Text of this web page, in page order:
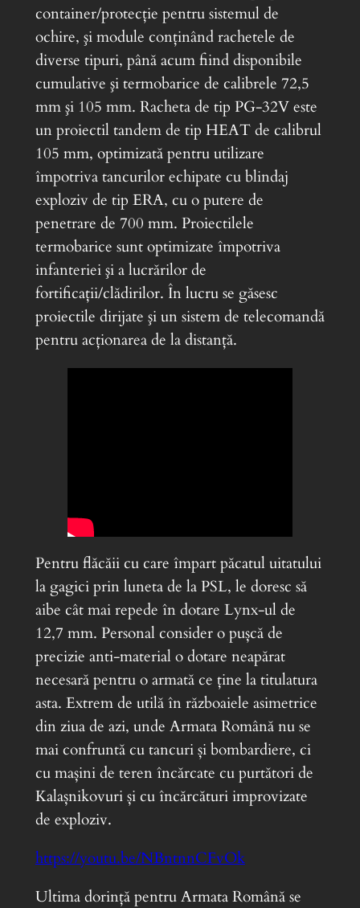
container/protecţie pentru sistemul de
ochire, şi module conţinând rachetele de
diverse tipuri, până acum fiind disponibile
cumulative şi termobarice de calibrele 72,5
mm şi 105 mm. Racheta de tip PG-32V este
un proiectil tandem de tip HEAT de calibrul
105 mm, optimizată pentru utilizare
împotriva tancurilor echipate cu blindaj
exploziv de tip ERA, cu o putere de
penetrare de 700 mm. Proiectilele
termobarice sunt optimizate împotriva
infanteriei şi a lucrărilor de
fortificaţii/clădirilor. În lucru se găsesc
proiectile dirijate şi un sistem de telecomandă
pentru acţionarea de la distanţă.
Pentru flăcăii cu care împart păcatul uitatului
la gagici prin luneta de la PSL, le doresc să
aibe cât mai repede în dotare Lynx-ul de
12,7 mm. Personal consider o pușcă de
precizie anti-material o dotare neapărat
necesară pentru o armată ce ține la titulatura
asta. Extrem de utilă în războaiele asimetrice
din ziua de azi, unde Armata Română nu se
mai confruntă cu tancuri și bombardiere, ci
cu mașini de teren încărcate cu purtători de
Kalașnikovuri și cu încărcături improvizate
de exploziv.
https://youtu.be/NBntnnCFvOk
Ultima dorință pentru Armata Română se